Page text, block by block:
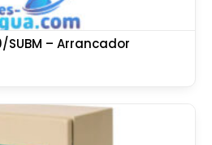
SUBM – Arrancador